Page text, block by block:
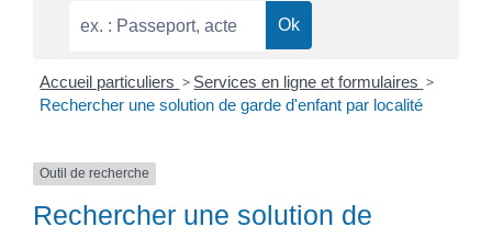
Accueil particuliers > Services en ligne et formulaires >
Rechercher une solution de garde d'enfant par localité
Outil de recherche
Rechercher une solution de